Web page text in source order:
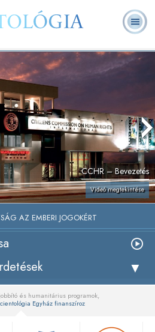
Önkéntes
lelkészek
GYIK Könyvek
Online
tanfolyamok
CCHR – Bevezetés
Videó megtekintése
AZ EMBERI JOGOKÉRT
és humanitárius programok,
Egyház finanszíroz